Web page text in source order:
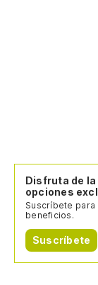
Disfruta de la
opciones
Suscríbete
beneficios.
Suscríbete